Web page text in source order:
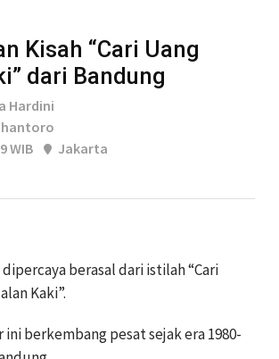
Kisah “Cari Uang
dari Bandung
Hardini
WIB
Jakarta
berasal dari istilah “Cari
Kaki”.
ini berkembang pesat sejak era 1980-